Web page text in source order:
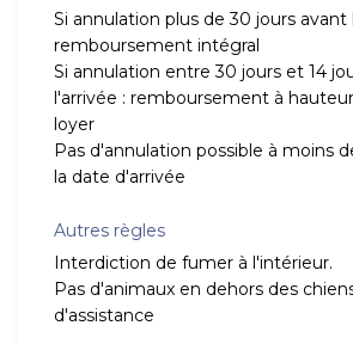
Si annulation plus de 30 jours avant
remboursement intégral
Si annulation entre 30 jours et 14
l'arrivée : remboursement à
loyer
Pas d'annulation possible à moins
la date d'arrivée
Autres règles
Interdiction de fumer à l'intérieur.
Pas d'animaux en dehors des
d'assistance